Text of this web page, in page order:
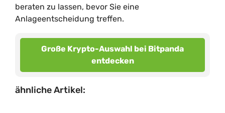
beraten zu lassen, bevor Sie eine
Anlageentscheidung treffen.
Große Krypto-Auswahl bei Bitpanda
entdecken
ähnliche Artikel: